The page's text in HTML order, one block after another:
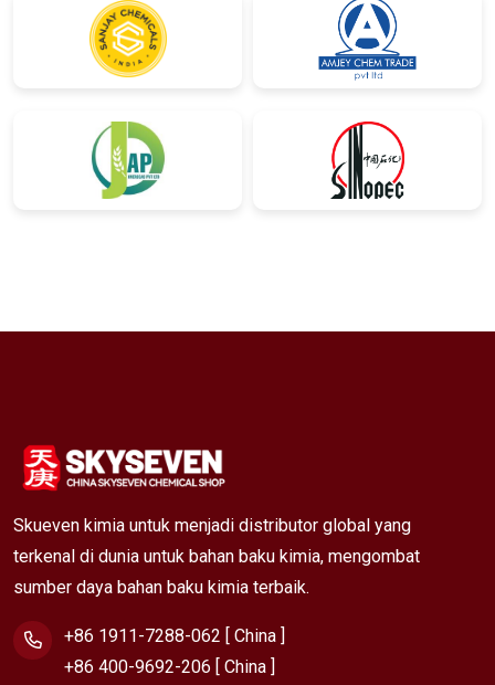
Skueven kimia untuk menjadi distributor global yang
terkenal di dunia untuk bahan baku kimia, mengombat
sumber daya bahan baku kimia terbaik.
+86 1911-7288-062 [ China ]
+86 400-9692-206 [ China ]